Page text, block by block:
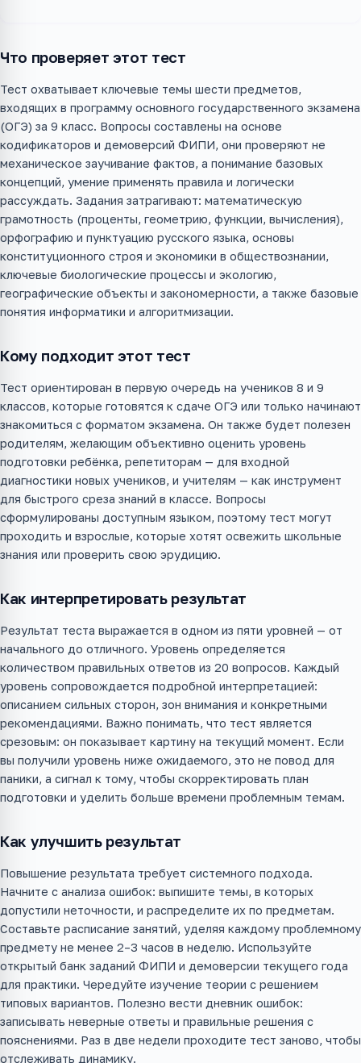
Что проверяет этот тест
Тест охватывает ключевые темы шести предметов,
входящих в программу основного государственного экзамена
(ОГЭ) за 9 класс. Вопросы составлены на основе
кодификаторов и демоверсий ФИПИ, они проверяют не
механическое заучивание фактов, а понимание базовых
концепций, умение применять правила и логически
рассуждать. Задания затрагивают: математическую
грамотность (проценты, геометрию, функции, вычисления),
орфографию и пунктуацию русского языка, основы
конституционного строя и экономики в обществознании,
ключевые биологические процессы и экологию,
географические объекты и закономерности, а также базовые
понятия информатики и алгоритмизации.
Кому подходит этот тест
Тест ориентирован в первую очередь на учеников 8 и 9
классов, которые готовятся к сдаче ОГЭ или только начинают
знакомиться с форматом экзамена. Он также будет полезен
родителям, желающим объективно оценить уровень
подготовки ребёнка, репетиторам — для входной
диагностики новых учеников, и учителям — как инструмент
для быстрого среза знаний в классе. Вопросы
сформулированы доступным языком, поэтому тест могут
проходить и взрослые, которые хотят освежить школьные
знания или проверить свою эрудицию.
Как интерпретировать результат
Результат теста выражается в одном из пяти уровней — от
начального до отличного. Уровень определяется
количеством правильных ответов из 20 вопросов. Каждый
уровень сопровождается подробной интерпретацией:
описанием сильных сторон, зон внимания и конкретными
рекомендациями. Важно понимать, что тест является
срезовым: он показывает картину на текущий момент. Если
вы получили уровень ниже ожидаемого, это не повод для
паники, а сигнал к тому, чтобы скорректировать план
подготовки и уделить больше времени проблемным темам.
Как улучшить результат
Повышение результата требует системного подхода.
Начните с анализа ошибок: выпишите темы, в которых
допустили неточности, и распределите их по предметам.
Составьте расписание занятий, уделяя каждому проблемному
предмету не менее 2–3 часов в неделю. Используйте
открытый банк заданий ФИПИ и демоверсии текущего года
для практики. Чередуйте изучение теории с решением
типовых вариантов. Полезно вести дневник ошибок:
записывать неверные ответы и правильные решения с
пояснениями. Раз в две недели проходите тест заново, чтобы
отслеживать динамику.